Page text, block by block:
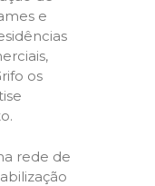
e
os
rede de